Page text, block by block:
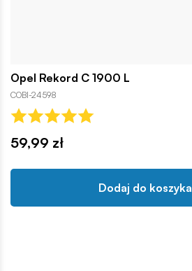
Opel Rekord C 1900 L
COBI-24598
59,99 zł
Dodaj do koszyka